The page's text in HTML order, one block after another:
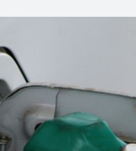
el margen de las
del crudo por
diésel Pemex: